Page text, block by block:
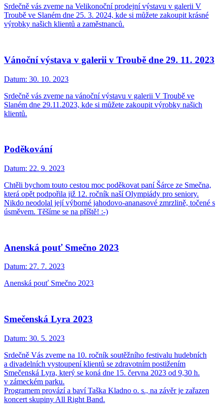
Srdečně vás zveme na Velikonoční prodejní výstavu v galerii V
Troubě ve Slaném dne 25. 3. 2024, kde si můžete zakoupit krásné
výrobky našich klientů a zaměstnanců.
Vánoční výstava v galerii v Troubě dne 29. 11. 2023
Datum: 30. 10. 2023
Srdečně vás zveme na vánoční výstavu v galerii V Troubě ve
Slaném dne 29.11.2023, kde si můžete zakoupit výrobky našich
klientů.
Poděkování
Datum: 22. 9. 2023
Chtěli bychom touto cestou moc poděkovat paní Šárce ze Smečna,
která opět podpořila již 12. ročník naší Olympiády pro seniory.
Nikdo neodolal její výborné jahodovo-ananasové zmrzlině, točené s
úsměvem. Těšíme se na příště! :-)
Anenská pouť Smečno 2023
Datum: 27. 7. 2023
Anenská pouť Smečno 2023
Smečenská Lyra 2023
Datum: 30. 5. 2023
Srdečně Vás zveme na 10. ročník soutěžního festivalu hudebních
a divadelních vystoupení klientů se zdravotním postižením
Smečenská Lyra, který se koná dne 15. června 2023 od 9,30 h.
v zámeckém parku.
Programem provází a baví Taška Kladno o. s., na závěr je zařazen
koncert skupiny All Right Band.